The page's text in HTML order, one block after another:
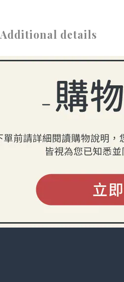
Additional details